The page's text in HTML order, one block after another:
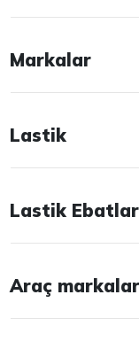
Markalar
Lastik
Lastik
Araç